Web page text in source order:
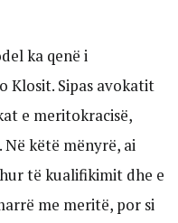
ka qenë i
Klosit. Sipas avokatit
e meritokracisë,
Në këtë mënyrë, ai
të kualifikimit dhe e
me meritë, por si